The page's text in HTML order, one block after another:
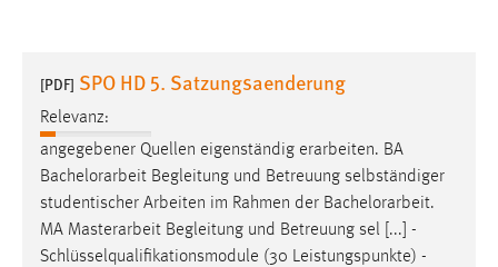
[PDF] SPO HD 5. Satzungsaenderung
Relevanz:
angegebener Quellen eigenständig erarbeiten. BA
Bachelorarbeit Begleitung und Betreuung selbständiger
studentischer Arbeiten im Rahmen der Bachelorarbeit.
MA Masterarbeit Begleitung und Betreuung sel [...] -
Schlüsselqualifikationsmodule (30 Leistungspunkte) -
Performance
Name:
staticfilecache
Zweck:
Für performante Seitenauslieferung wird in diesem Cookie
gespeichert, ob man eingeloggt ist.